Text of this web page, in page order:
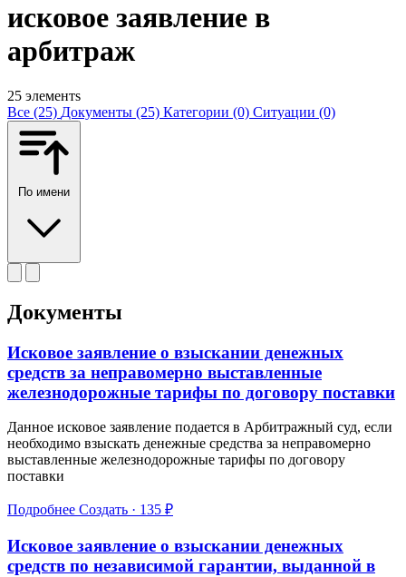
исковое заявление в
арбитраж
25 элементs
Все (25) Документы (25) Категории (0) Ситуации (0)
По имени
Документы
Исковое заявление о взыскании денежных
средств за неправомерно выставленные
железнодорожные тарифы по договору поставки
Данное исковое заявление подается в Арбитражный суд, если
необходимо взыскать денежные средства за неправомерно
выставленные железнодорожные тарифы по договору
поставки
Подробнее Создать · 135 ₽
Исковое заявление о взыскании денежных
средств по независимой гарантии, выданной в